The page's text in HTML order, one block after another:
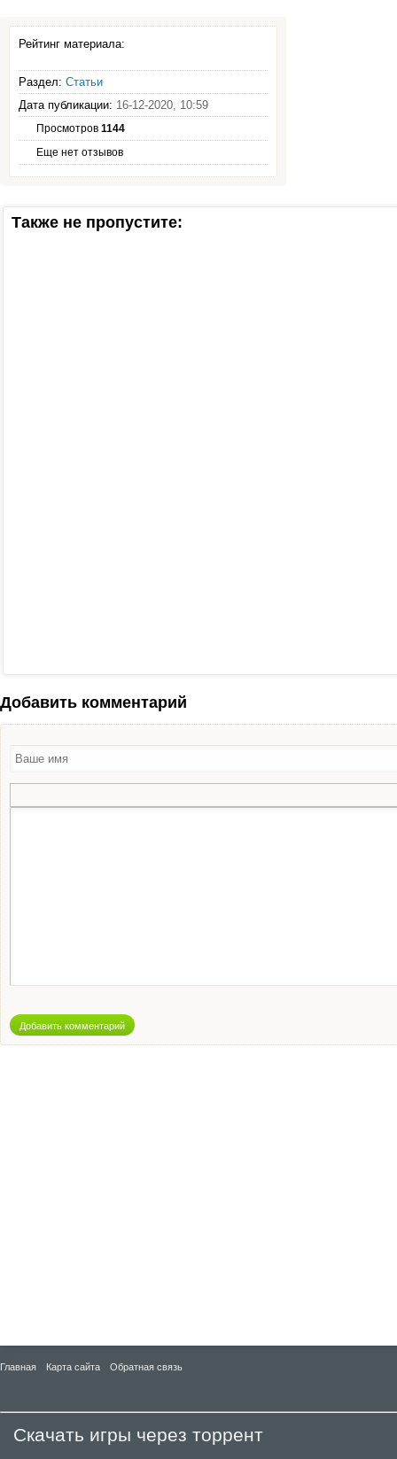
Рейтинг материала:
Раздел: Статьи
Дата публикации: 16-12-2020, 10:59
Просмотров 1144
Еще нет отзывов
Также не пропустите:
Добавить комментарий
Добавить комментарий
Главная Карта сайта Обратная связь
Скачать игры через торрент